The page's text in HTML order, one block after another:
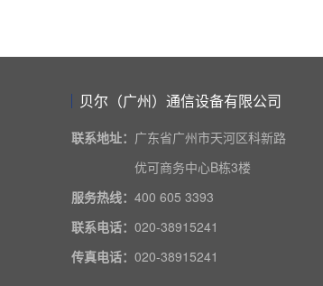
贝尔（广州）通信设备有限公司
联系地址： 广东省广州市天河区科新路
优可商务中心B栋3楼
服务热线： 400 605 3393
联系电话： 020-38915241
传真电话： 020-38915241